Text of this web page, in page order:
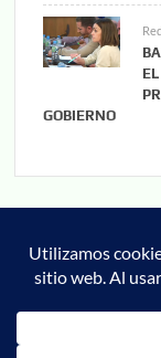
GOBIERNO
Noticias
Cofrade